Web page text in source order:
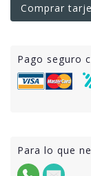
Comprar
Pago seguro
Para lo que